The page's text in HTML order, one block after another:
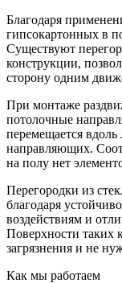
Благодаря
гипсокартонных в
Существуют
конструкции,
сторону одним
При монтаже
потолочные
перемещается
направляющих.
на полу нет
Перегородки из
благодаря
воздействиям и
Поверхности таких
загрязнения и не
Как мы работаем